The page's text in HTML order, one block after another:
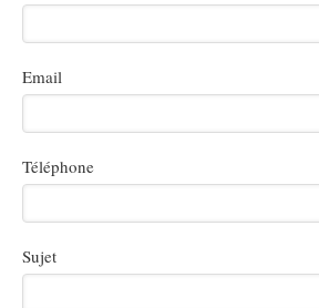
Email
Téléphone
Sujet